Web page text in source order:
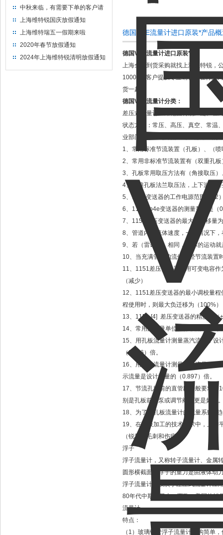
中秋来临，有需要下单的客户请
提前下单
上海维特锐国庆放假通知
上海维特瑞五一假期来啦
2020年春节放假通知
2024年上海维特锐清明放假通知
德国VSE流量计进口原装*产品
德国VSE流量计进口原装*
上海全新到货采购就找上海维特锐，
10000多客户提供专业销售，在行业
货一起
德国VSE流量计分类：
差压式流量计应用范围特别广泛。在
状态方面：常压、高压、真空、常温
业部门的用量约占流量计全部用量的
1、常用标准节流装置（孔板）、（
2、常用非标准节流装置有（双重孔
3、孔板常用取压方法有（角接取压
4、标准孔板法兰取压法，上下游取
5、1151变送器的工作电源范围（12
6、1151dp4e变送器的测量范围是（
7、1151差压变送器的最大正迁移量
8、管道内的流体速度，一般情况下
9、若（雷诺数）相同，流体的运动
10、当充满管道的流体流经节流装置
11、1151差压变送器采用可变电容
（减少）
12、1151差压变送器的最小调校量
程使用时，则最大负迁移为（100%
13、1151 [4] 差压变送器的精度为
14、常用的流量单位、体积流量为（
15、用孔板流量计测量蒸汽流量，设
（0.866）倍。
16、用孔板流量计测量气氨流量，
示流量是设计流量的（0.897）倍。
17、节流孔板前的直管段一般要求（
别是孔板前有泵或调节阀时更是如此
18、为了使孔板流量计的流量系数α
19、在孔板加工的技术要求中，上游
（锐利无毛刺和伤痕）。
浮子
浮子流量计，又称转子流量计、金属
圆形横截面的浮子的重力是由液体动
浮子流量计是仅次于差压式流量计应
80年代中期，日本、西欧、美国的销
流量计。
特点：
（1）玻璃锥管浮子流量计结构简单